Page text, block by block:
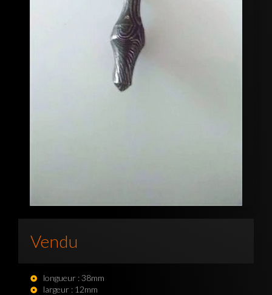
Vendu
longueur : 38mm
largeur : 12mm